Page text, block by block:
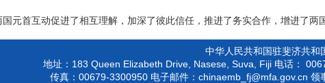
国元首互动促进了相互理解，加深了彼此信任，推进了务实合作，增进了两
中华人民共和国驻斐济共和
地址： 183 Queen Elizabeth Drive, Nasese, Suva, Fiji 电话：
传真： 00679-3300950 电子邮件： chinaemb_fj@mfa.gov.cn 领